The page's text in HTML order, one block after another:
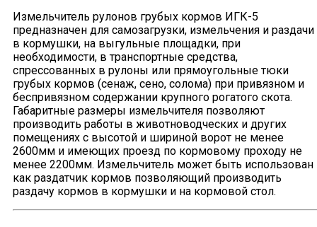
Измельчитель рулонов грубых кормов ИГК-5
предназначен для самозагрузки, измельчения и раздачи
в кормушки, на выгульные площадки, при
необходимости, в транспортные средства,
спрессованных в рулоны или прямоугольные тюки
грубых кормов (сенаж, сено, солома) при привязном и
беспривязном содержании крупного рогатого скота.
Габаритные размеры измельчителя позволяют
производить работы в животноводческих и других
помещениях с высотой и шириной ворот не менее
2600мм и имеющих проезд по кормовому проходу не
менее 2200мм. Измельчитель может быть использован
как раздатчик кормов позволяющий производить
раздачу кормов в кормушки и на кормовой стол.